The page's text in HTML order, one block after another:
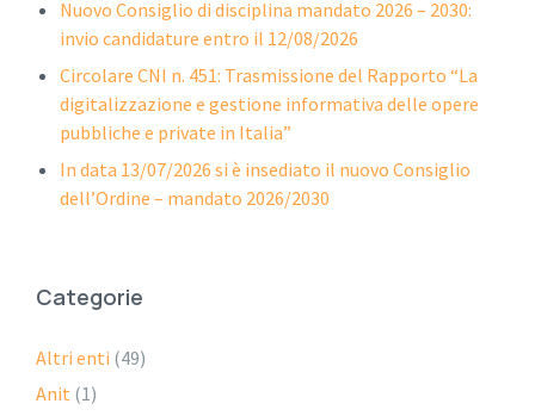
Nuovo Consiglio di disciplina mandato 2026 – 2030:
invio candidature entro il 12/08/2026
Circolare CNI n. 451: Trasmissione del Rapporto “La
digitalizzazione e gestione informativa delle opere
pubbliche e private in Italia”
In data 13/07/2026 si è insediato il nuovo Consiglio
dell’Ordine – mandato 2026/2030
Categorie
Altri enti (49)
Anit (1)